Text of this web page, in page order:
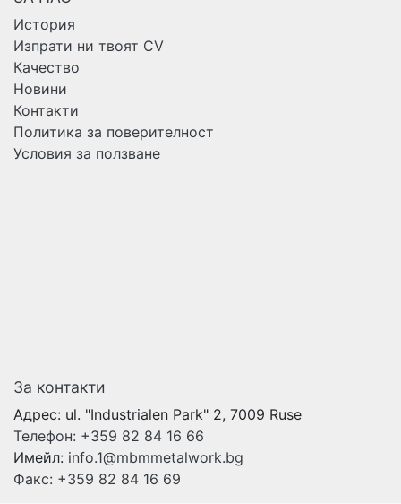
История
Изпрати ни твоят CV
Качество
Новини
Контакти
Политика за поверителност
Условия за ползване
За контакти
Адрес: ul. "Industrialen Park" 2, 7009 Ruse
Телефон: +359 82 84 16 66
Имейл: info.1@mbmmetalwork.bg
Факс: +359 82 84 16 69